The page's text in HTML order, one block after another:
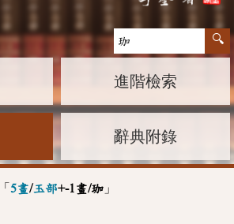
進階檢索
辭典附錄
「 5畫/玉部+-1畫/珈 」